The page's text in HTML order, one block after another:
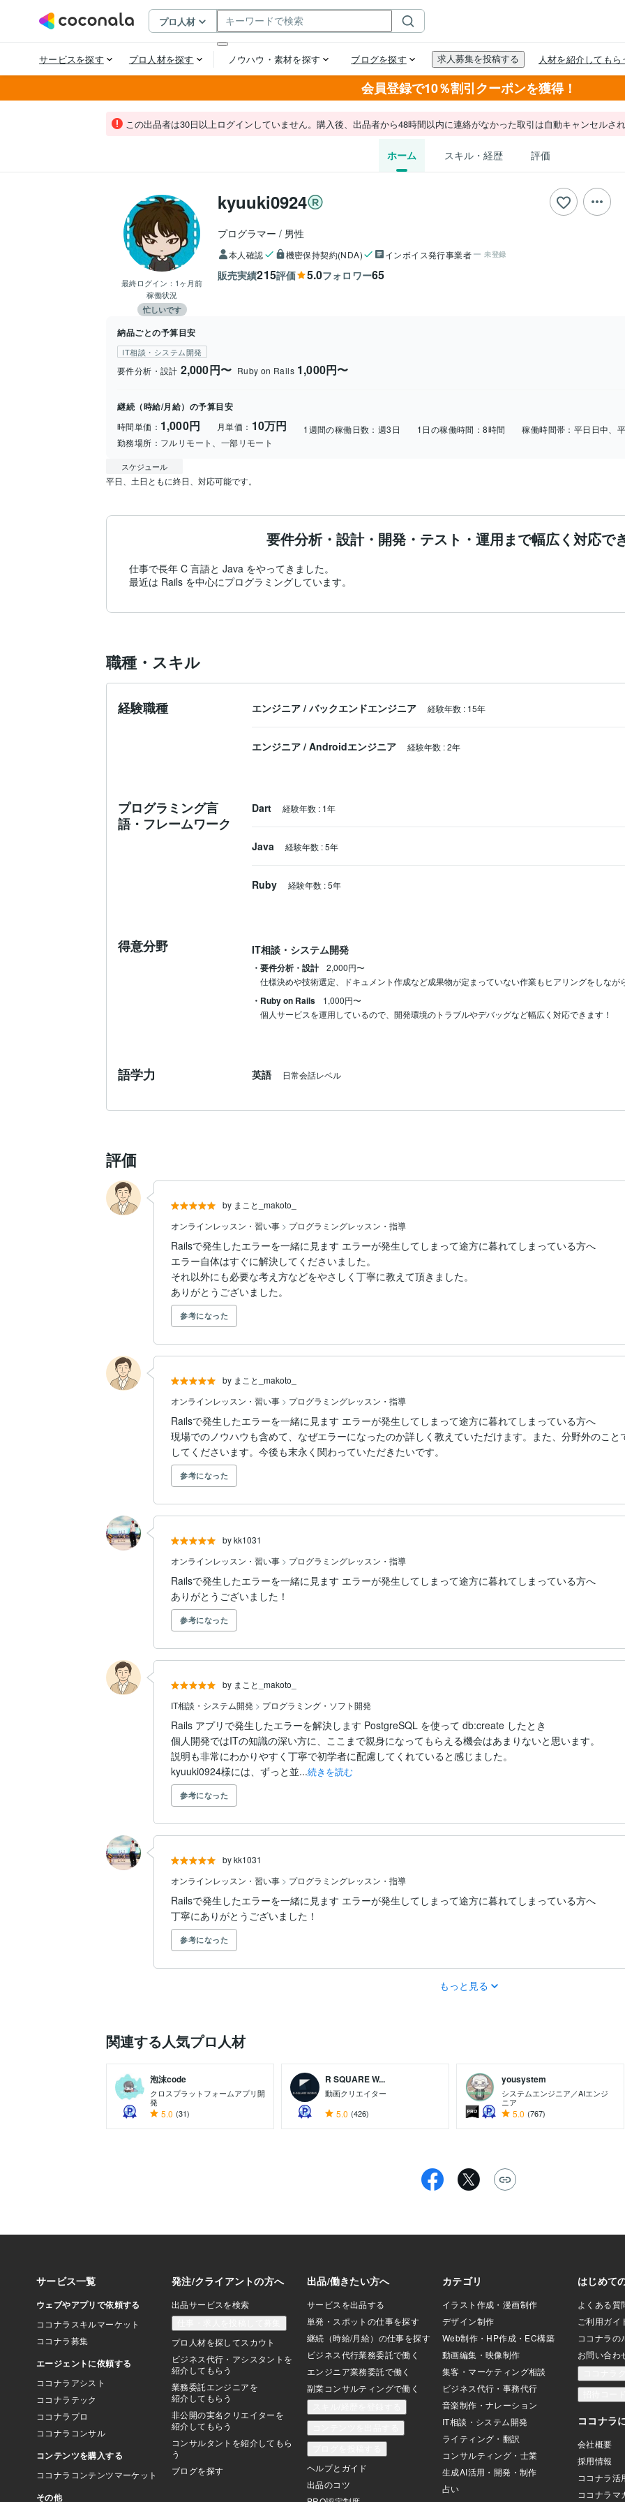
会員登録で10％割引クーポンを獲得！
この出品者は30日以上ログインしていません。購入後、出品者から48時間以内に連絡がなかった取引は自動キャンセルされ
ホーム スキル・経歴 評価
最終ログイン： 1ヶ月前
稼働状況
忙しいです
kyuuki0924
プログラマー 男性
本人確認 機密保持契約(NDA) インボイス発行事業者 未登録
販売実績215評価 5.0フォロワー65
納品ごとの予算目安
IT相談・システム開発
要件分析・設計 2,000円〜 Ruby on Rails 1,000円〜
継続（時給/月給）の予算目安
時間単価： 1,000円 月単価： 10万円 1週間の稼働日数： 週3日 1日の稼働時間：8時間 稼働時間帯： 平日日中、
勤務場所： フルリモート、一部リモート
スケジュール
平日、土日ともに終日、対応可能です。
要件分析・設計・開発・テスト・運用まで幅広く対応で
仕事で長年 C 言語と Java をやってきました。
最近は Rails を中心にプログラミングしています。
職種・スキル
経験職種 エンジニア / バックエンドエンジニア 経験年数 : 15年
エンジニア / Androidエンジニア 経験年数 :2年
プログラミング言
語・フレームワーク
Dart 経験年数 : 1年
Java 経験年数 :5年
Ruby 経験年数 :5年
得意分野 IT相談・システム開発
・要件分析・設計
2,000円〜
仕様決めや技術選定、ドキュメント作成など成果物が定まっていない作業もヒアリングをしなが
・Ruby on Rails
1,000円〜
個人サービスを運用しているので、開発環境のトラブルやデバッグなど幅広く対応できます！
語学力 英語 日常会話レベル
評価
by まこと_makoto_
オンラインレッスン・習い事 > プログラミングレッスン・指導
Railsで発生したエラーを一緒に見ます エラーが発生してしまって途方に暮れてしまっている方へ
エラー自体はすぐに解決してくださいました。
それ以外にも必要な考え方などをやさしく丁寧に教えて頂きました。
ありがとうございました。
参考になった
by まこと_makoto_
オンラインレッスン・習い事 > プログラミングレッスン・指導
Railsで発生したエラーを一緒に見ます エラーが発生してしまって途方に暮れてしまっている方へ
現場でのノウハウも含めて、なぜエラーになったのか詳しく教えていただけます。また、分野外のこ
してくださいます。今後も末永く関わっていただきたいです。
参考になった
by kk1031
オンラインレッスン・習い事 > プログラミングレッスン・指導
Railsで発生したエラーを一緒に見ます エラーが発生してしまって途方に暮れてしまっている方へ
ありがとうございました！
参考になった
by まこと_makoto_
IT相談・システム開発 > プログラミング・ソフト開発
Rails アプリで発生したエラーを解決します PostgreSQL を使って db:create したとき
個人開発ではITの知識の深い方に、ここまで親身になってもらえる機会はあまりないと思います。
説明も非常にわかりやすく丁寧で初学者に配慮してくれていると感じました。
kyuuki0924様には、ずっと並...続きを読む
参考になった
by kk1031
オンラインレッスン・習い事 > プログラミングレッスン・指導
Railsで発生したエラーを一緒に見ます エラーが発生してしまって途方に暮れてしまっている方へ
丁寧にありがとうございました！
参考になった
もっと見る
関連する人気プロ人材
泡沫code
クロスプラットフォームアプリ開
発
5.0 (31)
R SQUARE W...
動画クリエイター
5.0 (426)
yousystem
システムエンジニア／AIエンジ
ニア
5.0 (767)